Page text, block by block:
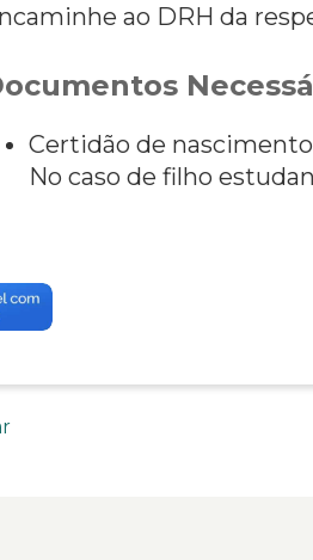
ao DRH da
Certidão de nascimento
No caso de filho